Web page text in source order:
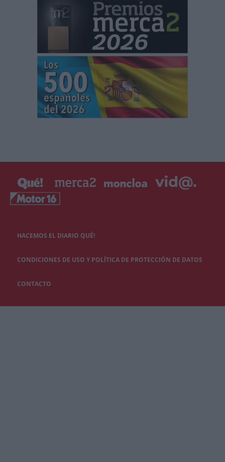
HACEMOS EL DIARIO QUÉ!
CONDICIONES DE USO Y POLÍTICA DE PROTECCIÓN DE DATOS
CONTACTO